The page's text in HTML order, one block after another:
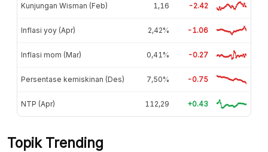
Kunjungan Wisman (Feb) 1,16 -2.42
Inflasi yoy (Apr) 2,42% -1.06
Inflasi mom (Mar) 0,41% -0.27
Persentase kemiskinan (Des) 7,50% -0.75
NTP (Apr) 112,29 +0.43
Topik Trending